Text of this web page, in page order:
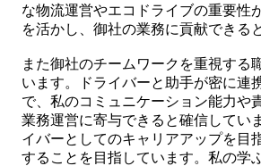
な物流運営やエコドライブの重要性
を活かし、御社の業務に貢献できる
また御社のチームワークを重視する
います。ドライバーと助手が密に連
で、私のコミュニケーション能力や
業務運営に寄与できると確信してい
イバーとしてのキャリアアップを目
することを目指しています。私の学